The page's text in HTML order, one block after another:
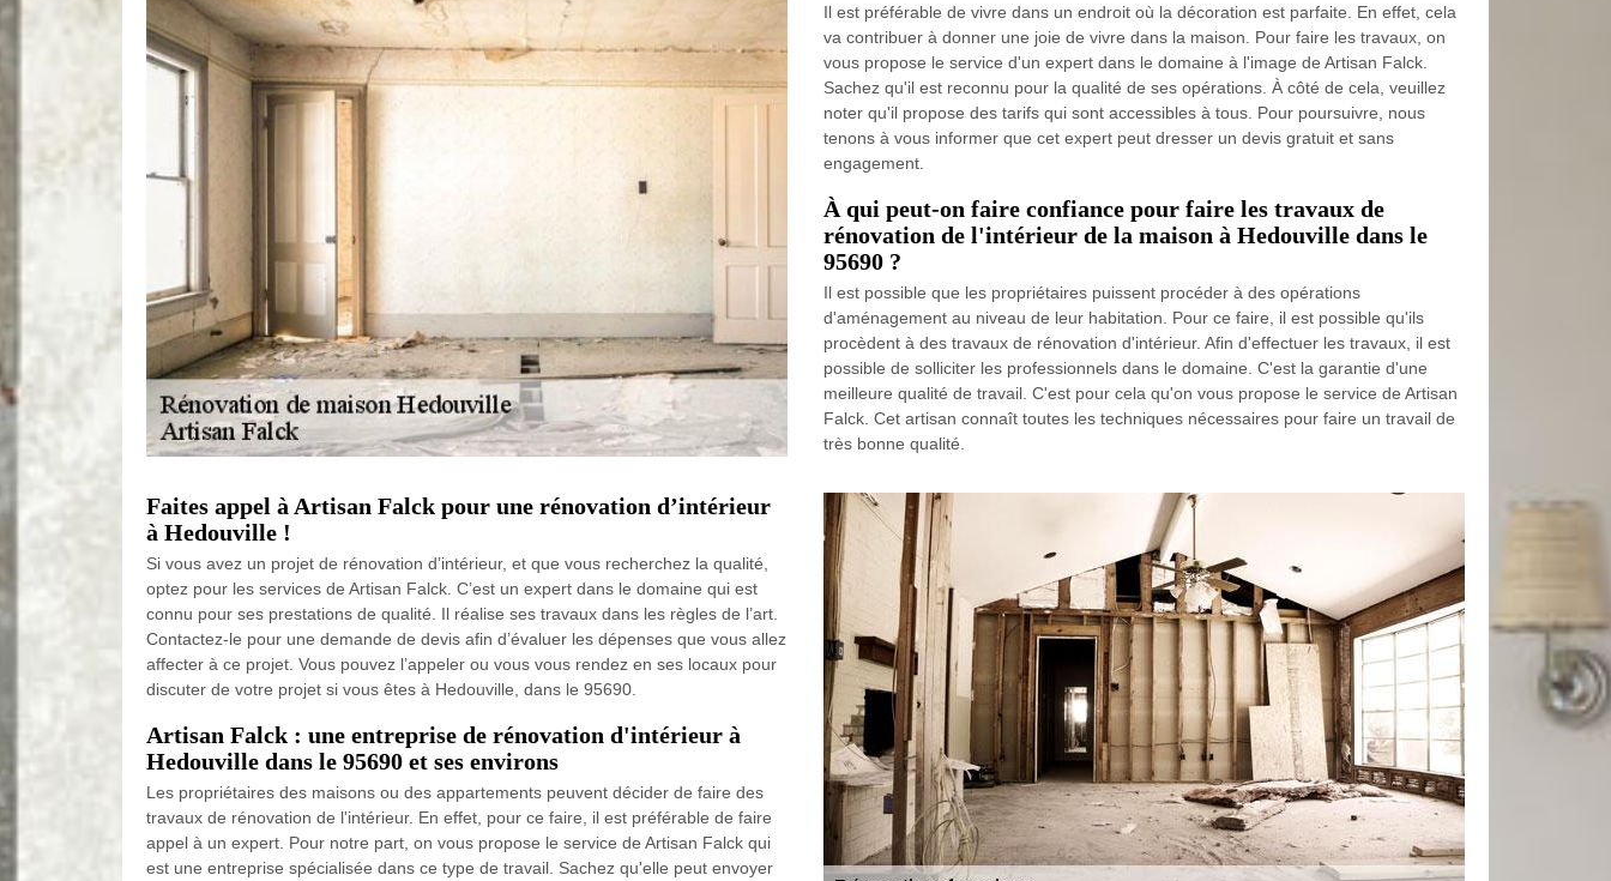
Il est préférable de vivre dans un endroit où la décoration est parfaite. En effet, cela
va contribuer à donner une joie de vivre dans la maison. Pour faire les travaux, on
vous propose le service d'un expert dans le domaine à l'image de Artisan Falck.
Sachez qu'il est reconnu pour la qualité de ses opérations. À côté de cela, veuillez
noter qu'il propose des tarifs qui sont accessibles à tous. Pour poursuivre, nous
tenons à vous informer que cet expert peut dresser un devis gratuit et sans
engagement.
À qui peut-on faire confiance pour faire les travaux de
rénovation de l'intérieur de la maison à Hedouville dans le
95690 ?
Il est possible que les propriétaires puissent procéder à des opérations
d'aménagement au niveau de leur habitation. Pour ce faire, il est possible qu'ils
procèdent à des travaux de rénovation d'intérieur. Afin d'effectuer les travaux, il est
possible de solliciter les professionnels dans le domaine. C'est la garantie d'une
meilleure qualité de travail. C'est pour cela qu'on vous propose le service de Artisan
Falck. Cet artisan connaît toutes les techniques nécessaires pour faire un travail de
très bonne qualité.
Faites appel à Artisan Falck pour une rénovation d’intérieur
à Hedouville !
Si vous avez un projet de rénovation d’intérieur, et que vous recherchez la qualité,
optez pour les services de Artisan Falck. C’est un expert dans le domaine qui est
connu pour ses prestations de qualité. Il réalise ses travaux dans les règles de l’art.
Contactez-le pour une demande de devis afin d’évaluer les dépenses que vous allez
affecter à ce projet. Vous pouvez l’appeler ou vous vous rendez en ses locaux pour
discuter de votre projet si vous êtes à Hedouville, dans le 95690.
Artisan Falck : une entreprise de rénovation d'intérieur à
Hedouville dans le 95690 et ses environs
Les propriétaires des maisons ou des appartements peuvent décider de faire des
travaux de rénovation de l'intérieur. En effet, pour ce faire, il est préférable de faire
appel à un expert. Pour notre part, on vous propose le service de Artisan Falck qui
est une entreprise spécialisée dans ce type de travail. Sachez qu'elle peut envoyer